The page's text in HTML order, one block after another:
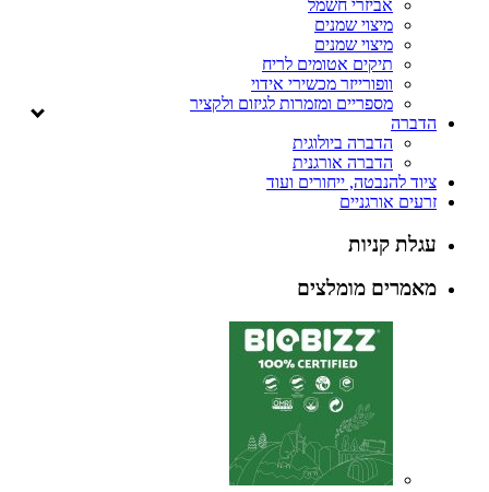
אביזרי חשמל
מיצוי שמנים
מיצוי שמנים
תיקים אטומים לריח
וופורייזר מכשירי אידוי
מספריים ומזמרות לגיזום ולקציר
הדברה ביולוגית
הדברה אורגנית
ייחורים ועוד
אורגניים
קניות
מומלצים